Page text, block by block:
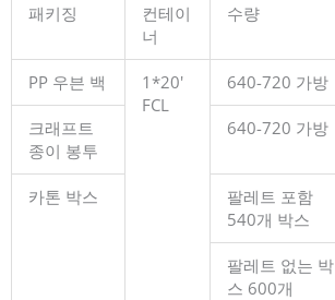
패키징
컨테이
너
수량
PP 우븐 백
1*20'
FCL
640-720 가방
크래프트
종이 봉투
640-720 가방
카톤 박스
팔레트 포함
540개 박스
팔레트 없는 박
스 600개